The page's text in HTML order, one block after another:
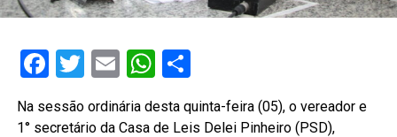
Facebook
Twitter
EmailWhatsApp
Share
Na sessão ordinária desta quinta-feira (05), o vereador e
1° secretário da Casa de Leis Delei Pinheiro (PSD),